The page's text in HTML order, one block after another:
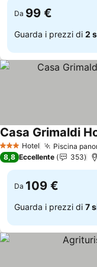
Da 99 €
Guarda i prezzi di 2
3 StelleHotel Piscina
Casa Grimaldi
8,8 Eccellente 353
Da 109 €
Guarda i prezzi di 7